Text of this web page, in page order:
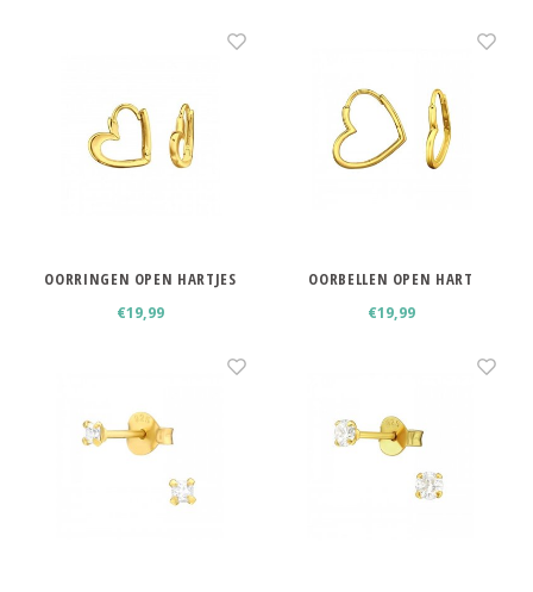
OORRINGEN OPEN HARTJES
€19,99
OORBELLEN OPEN HART
€19,99